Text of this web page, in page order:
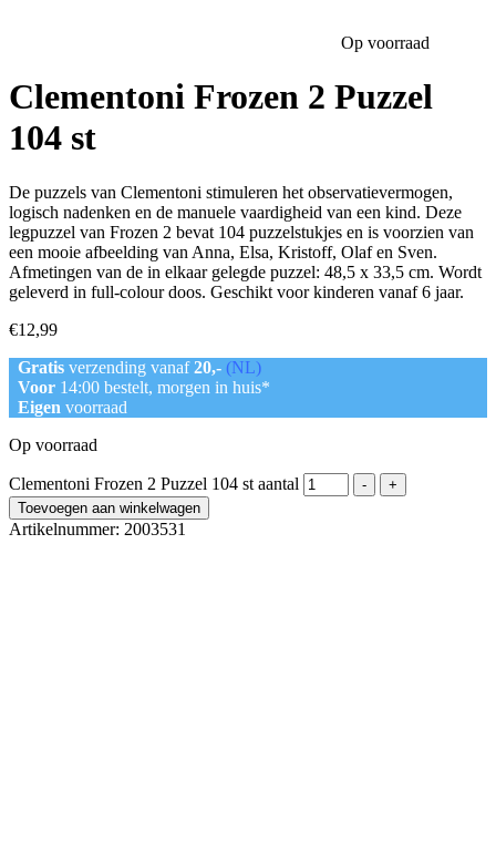
Op voorraad
Clementoni Frozen 2 Puzzel
104 st
De puzzels van Clementoni stimuleren het observatievermogen,
logisch nadenken en de manuele vaardigheid van een kind. Deze
legpuzzel van Frozen 2 bevat 104 puzzelstukjes en is voorzien van
een mooie afbeelding van Anna, Elsa, Kristoff, Olaf en Sven.
Afmetingen van de in elkaar gelegde puzzel: 48,5 x 33,5 cm. Wordt
geleverd in full-colour doos. Geschikt voor kinderen vanaf 6 jaar.
€12,99
Gratis verzending vanaf20,- (NL)
Voor 14:00 bestelt, morgen in huis*
Eigen voorraad
Op voorraad
Clementoni Frozen 2 Puzzel 104 st aantal -
+
Toevoegen aan winkelwagen
Artikelnummer: 2003531